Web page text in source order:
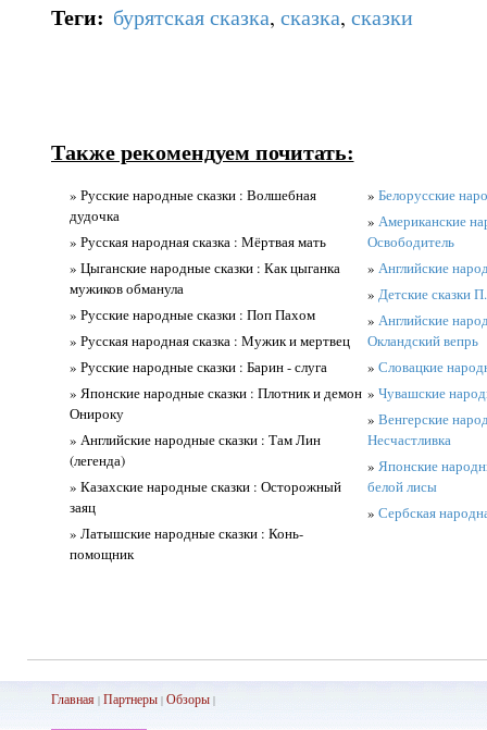
Теги: бурятская сказка, сказка, сказки
Также рекомендуем почитать:
» Русские народные сказки : Волшебная
дудочка
» Русская народная сказка : Мёртвая мать
» Цыганские народные сказки : Как цыганка
мужиков обманула
» Русские народные сказки : Поп Пахом
» Русская народная сказка : Мужик и мертвец
» Русские народные сказки : Барин - слуга
» Японские народные сказки : Плотник и демон
Онироку
» Английские народные сказки : Там Лин
(легенда)
» Казахские народные сказки : Осторожный
заяц
» Латышские народные сказки : Конь-
помощник
» Белорусские
» Американские
Освободитель
» Английские
» Детские сказки
» Английские
Окландский вепрь
» Словацкие
» Чувашские
» Венгерские
Несчастливка
» Японские
белой лисы
» Сербская
Главная| Партнеры| Обзоры|